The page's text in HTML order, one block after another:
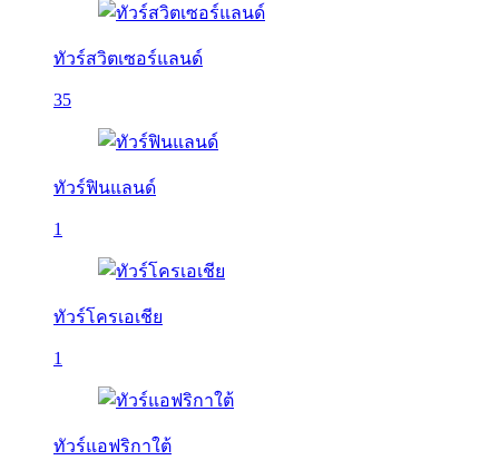
ทัวร์สวิตเซอร์แลนด์
35
ทัวร์ฟินแลนด์
1
ทัวร์โครเอเชีย
1
ทัวร์แอฟริกาใต้